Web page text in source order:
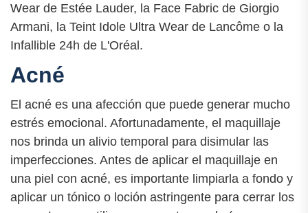
Wear de Estée Lauder, la Face Fabric de Giorgio
Armani, la Teint Idole Ultra Wear de Lancôme o la
Infallible 24h de L'Oréal.
Acné
El acné es una afección que puede generar mucho
estrés emocional. Afortunadamente, el maquillaje
nos brinda un alivio temporal para disimular las
imperfecciones. Antes de aplicar el maquillaje en
una piel con acné, es importante limpiarla a fondo y
aplicar un tónico o loción astringente para cerrar los